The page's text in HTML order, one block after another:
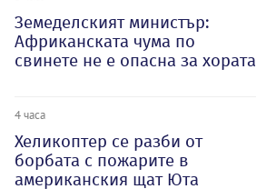
Земеделският министър:
Африканската чума по
свинете не е опасна за хората
4 часа
Хеликоптер се разби от
борбата с пожарите в
американския щат Юта